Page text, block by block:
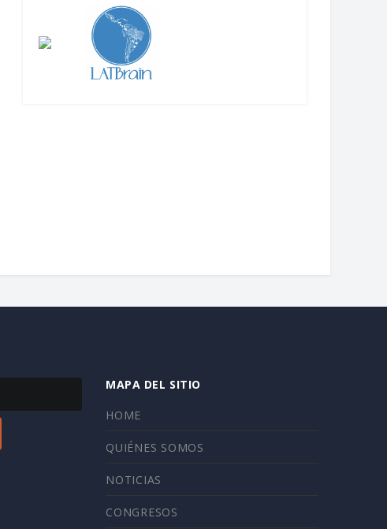
MAPA DEL SITIO
HOME
QUIÉNES SOMOS
NOTICIAS
CONGRESOS